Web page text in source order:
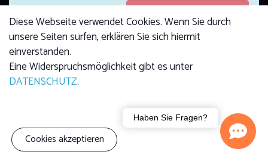
Anmeldungen sind
geschlossen
Anmeldungen
geschlossen
4,00 €
Familie (3 Personen):
Diese Webseite verwendet Cookies. Wenn Sie durch
unsere Seiten surfen, erklären Sie sich hiermit
einverstanden.
Eine Widerspruchsmöglichkeit gibt es unter
DATENSCHUTZ.
Cookies akzeptieren
Haben Sie Fragen?